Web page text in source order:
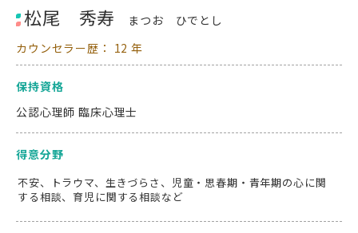
松尾 秀寿
まつお ひでとし
カウンセラー歴： 12 年
保持資格
公認心理師 臨床心理士
得意分野
不安、トラウマ、生きづらさ、児童・思春期・青年期の心に関
する相談、育児に関する相談など